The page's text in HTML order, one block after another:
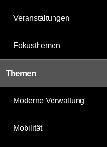
Veranstaltungen
Fokusthemen
Themen
Moderne Verwaltung
Mobilität